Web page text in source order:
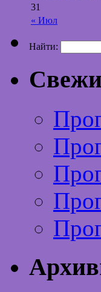
« Июл
31
Найти: